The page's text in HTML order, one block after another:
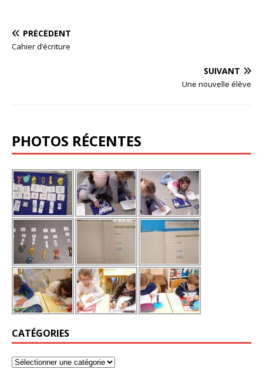
PRÉCÉDENT
Cahier d’écriture
SUIVANT
Une nouvelle élève
PHOTOS RÉCENTES
CATÉGORIES